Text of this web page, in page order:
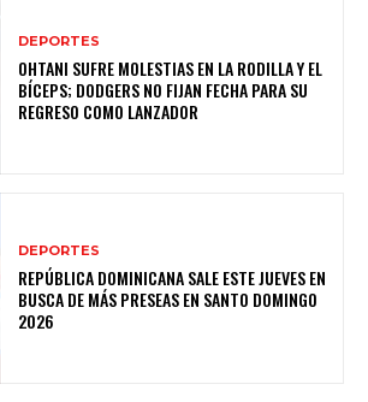
DEPORTES
OHTANI SUFRE MOLESTIAS EN LA RODILLA Y EL
BÍCEPS; DODGERS NO FIJAN FECHA PARA SU
REGRESO COMO LANZADOR
DEPORTES
REPÚBLICA DOMINICANA SALE ESTE JUEVES EN
BUSCA DE MÁS PRESEAS EN SANTO DOMINGO
2026